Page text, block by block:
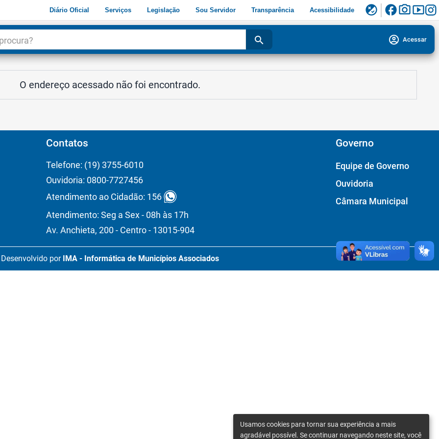
Diário Oficial Serviços Legislação Sou Servidor Transparência Acessibilidade flaky facebookphoto_camerasmart_display
search account_circle Acessar
O endereço acessado não foi encontrado.
Contatos
Telefone: (19) 3755-6010
Ouvidoria: 0800-7727456
Atendimento ao Cidadão: 156
Atendimento: Seg a Sex - 08h às 17h
Av. Anchieta, 200 - Centro - 13015-904
Governo
Equipe de Governo
Ouvidoria
Câmara Municipal
Desenvolvido por IMA - Informática de Municípios Associados
Usamos cookies para tornar sua experiência a mais
agradável possível. Se continuar navegando neste site, você